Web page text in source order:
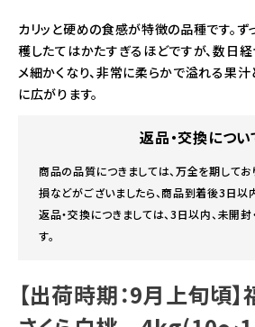
カリッと硬めの食感が特徴の品種です。ず
穫したてはかたすぎるほどですが、数日
メ細かくなり、非常に柔らかで溢れる果
に広がります。
返品・交換につい
商品の品質につきましては、万全を期してお
損などがございましたら、商品到着後3日以
返品・交換につきましては、3日以内、未開
す。
【出荷時期：9月上旬頃